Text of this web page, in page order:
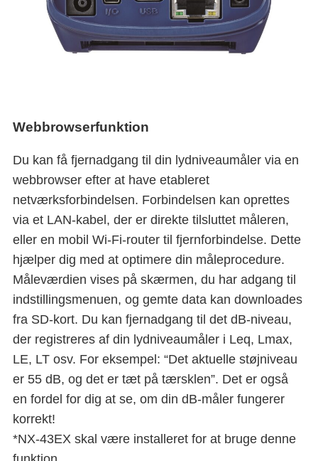
Webbrowserfunktion
Du kan få fjernadgang til din lydniveaumåler via en
webbrowser efter at have etableret
netværksforbindelsen. Forbindelsen kan oprettes
via et LAN-kabel, der er direkte tilsluttet måleren,
eller en mobil Wi-Fi-router til fjernforbindelse. Dette
hjælper dig med at optimere din måleprocedure.
Måleværdien vises på skærmen, du har adgang til
indstillingsmenuen, og gemte data kan downloades
fra SD-kort. Du kan fjernadgang til det dB-niveau,
der registreres af din lydniveaumåler i Leq, Lmax,
LE, LT osv. For eksempel: “Det aktuelle støjniveau
er 55 dB, og det er tæt på tærsklen”. Det er også
en fordel for dig at se, om din dB-måler fungerer
korrekt!
*NX-43EX skal være installeret for at bruge denne